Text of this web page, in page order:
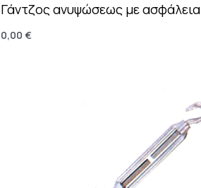
Γάντζος ανυψώσεως με ασφάλεια
0,00 €